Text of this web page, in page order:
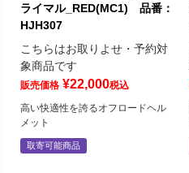
ライマル_RED(MC1) 品番：
HJH307
こちらはお取りよせ・予約対
象商品です
販売価格 ¥22,000税込
高い快適性を誇るオフロードヘル
メット
取寄可能商品